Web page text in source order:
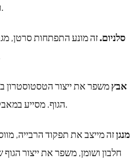
ותהליכים דלקתיים של הכבד.
סלניום.זה מונע התפתחות סרטן,
אבץמשפר את ייצור
הגוף. מסייע במאבק נגד תהליכים דלקתיים בגוף.
מנגןזה מייצב את תפקוד הרבייה,
חלבון ושומן, משפר את ייצור